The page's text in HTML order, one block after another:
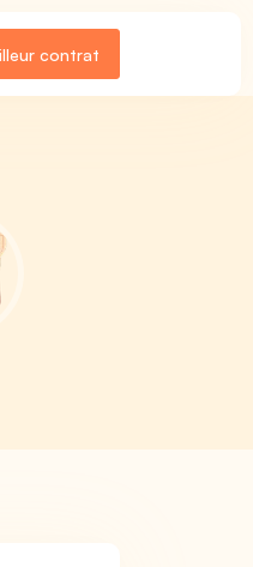
contrat